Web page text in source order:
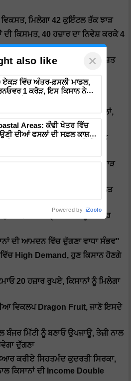
ਮਿਲੇਗਾ 42 ਕੁਇੰਟਲ ਤੱਕ ਝਾੜ
ਦੀ ਕਿਸਮਤ, 40 ਹਜ਼ਾਰ ਦਾ ਨਿਵੇਸ਼ ਕਰਕੇ 4
ਡਿਮਾਂਡ, ਕਿਸਾਨ ਵੀਰੋਂ ਤੁਸੀਂ ਵੀ ਕਾਸ਼ਤ
ਵਧਾਉਣ ਦਾ ਟੀਚਾ, ਕਿਸਾਨਾਂ ਲਈ
ਗੰਨੇ ਦੇ ਨਾਲ ਲਗਾਓ ਇਹ 5 ਫਸਲਾਂ,
ਝੋਨੇ ਦੀ ਪਰਾਲੀ ਦੀ ਸੰਭਾਲ ਅਤੇ
SL 958 ਅਤੇ SL 744 ਦਾ ਝਾੜ
ਹੋਵੇਗਾ ਮੁਨਾਫ਼ਾ, ਜਾਣੋ ਖੇਤੀ ਦਾ ਉੱਨਤ
ਜਾਣੋ ਇਨ੍ਹਾਂ ਫਸਲਾਂ ਨੂੰ ਤਿਆਰ
ਦੀ ਆਮਦਨ ਵਿੱਚ ਦੁੱਗਣਾ ਵਾਧਾ ਸੰਭਵ"
High Demand, ਹੁਣ ਕਿਸਾਨ ਹੋਣਗੇ
20 ਹਜ਼ਾਰ ਰੁਪਏ, ਕਿਸਾਨਾਂ ਨੂੰ ਮਿਲੇਗਾ
ਵਿਕਲਪ Dragon Fruit, ਜਾਣੋ ਇਸਦੇ
ਮਿੱਟੀ ਨੂੰ ਬਣਾਓ ਉਪਜਾਊ, ਤੇਜ਼ੀ ਨਾਲ
ਦੁੱਗਣਾ
ਕਰੀਏ ਸਿਹਤਮੰਦ ਕੁਦਰਤੀ ਸਿਰਕਾ,
ਕਿਸਾਨਾਂ ਦੀ Income Double
also like ×
ਏਕੜ ਵਿੱਚ ਅੰਤਰ-ਫ਼ਸਲੀ ਮਾਡਲ,
1 ਕਰੋੜ, ਇਸ ਕਿਸਾਨ ਨੇ
Areas: ਕੰਢੀ ਖੇਤਰ ਵਿੱਚ
ਦੀਆਂ ਫਸਲਾਂ ਦੀ ਸਫ਼ਲ ਕਾਸ਼ਤ
Powered by iZooto